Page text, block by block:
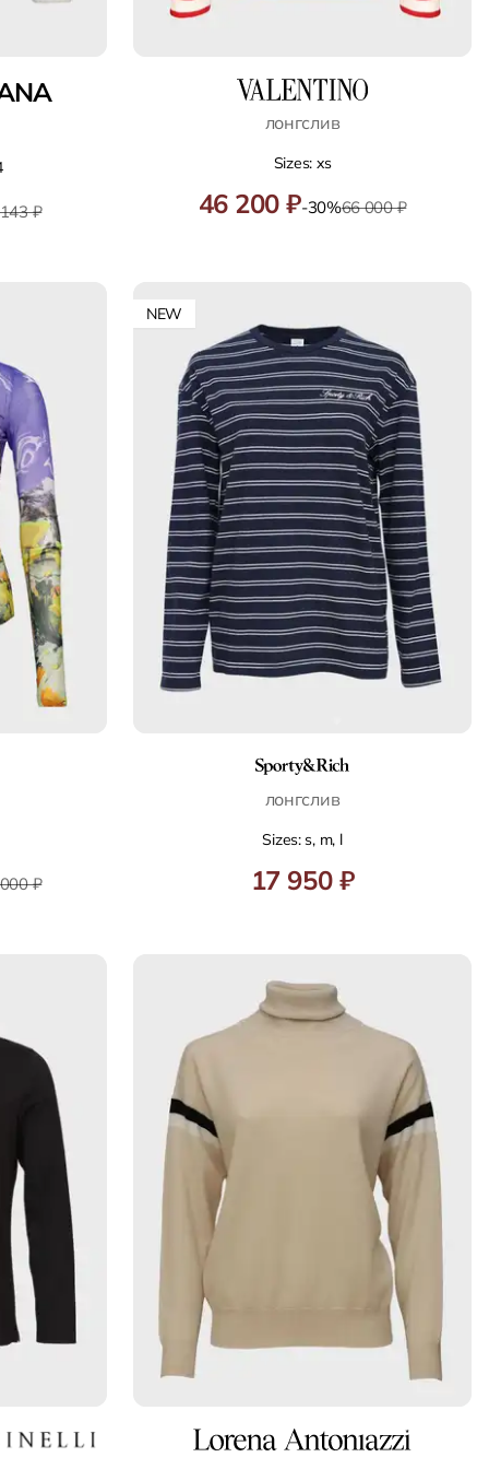
₽
лонгслив
Sizes: xs
46 200 ₽-30%66 000 ₽
₽
NEW
лонгслив
Sizes: s, m, l
17 950 ₽